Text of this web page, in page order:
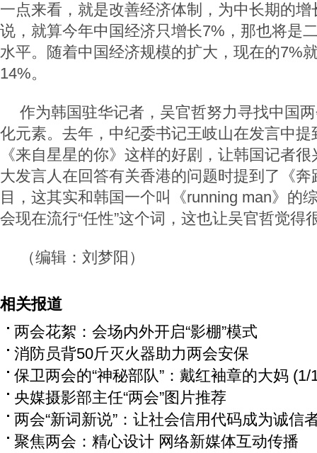
一点来看，就是改善经济体制，为中长期的
说，就算今年中国经济只增长7%，那也将是
水平。随着中国经济规模的扩大，现在的7%
14%。
作为韩国驻华记者，吴官哲努力寻找中国
化元素。去年，中纪委书记王岐山在发言中
《来自星星的你》这样的好剧，让韩国记者
大发言人在回答有关香港的问题时提到了《
目，这其实和韩国一个叫《running man》的
会现在流行“任性”这个词，这也让吴官哲觉得
（编辑：刘梦阳）
相关报道
两会花絮：会场内外开启“影棚”模式
消防员背50斤灭火器助力两会安保
保卫两会的“神秘部队”：戴红袖章的大妈 (1/
央媒摄影部主任“两会”图片推荐
两会“新词新说”：让社会信用代码成为诚信
聚焦两会：精心设计 网络新媒体互动传播